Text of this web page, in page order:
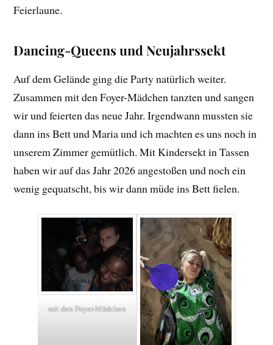
Feierlaune.
Dancing-Queens und Neujahrssekt
Auf dem Gelände ging die Party natürlich weiter.
Zusammen mit den Foyer-Mädchen tanzten und sangen
wir und feierten das neue Jahr. Irgendwann mussten sie
dann ins Bett und Maria und ich machten es uns noch in
unserem Zimmer gemütlich. Mit Kindersekt in Tassen
haben wir auf das Jahr 2026 angestoßen und noch ein
wenig gequatscht, bis wir dann müde ins Bett fielen.
mit den Foyer-Mädchen